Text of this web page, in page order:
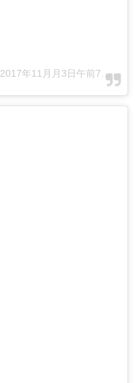
2017年11月月3日午前7時23分PDT